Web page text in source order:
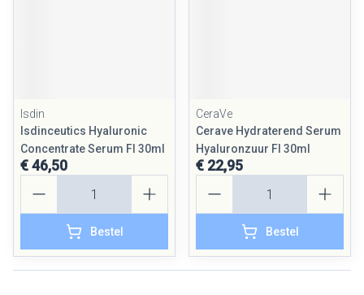
Isdin
Isdinceutics Hyaluronic
Concentrate Serum Fl 30ml
€ 46,50
Bestel
CeraVe
Cerave Hydraterend Serum
Hyaluronzuur Fl 30ml
€ 22,95
Bestel